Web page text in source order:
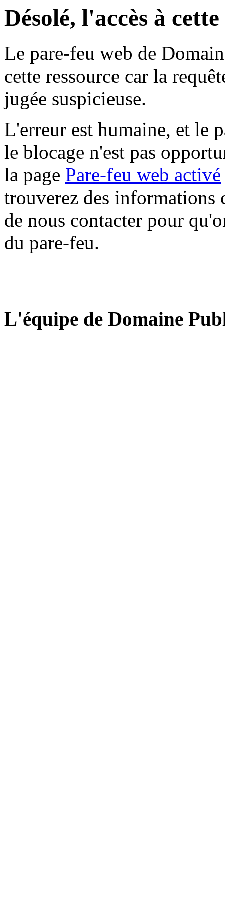
Désolé, l'accès à
Le pare-feu web de
cette ressource car la
jugée suspicieuse.
L'erreur est humaine, et le
le blocage n'est pas
la page Pare-feu web activé
trouverez des informations
de nous contacter pour
du pare-feu.
L'équipe de Domaine